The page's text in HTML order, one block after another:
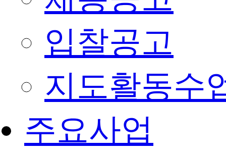
입찰공고
지도활동수
주요사업